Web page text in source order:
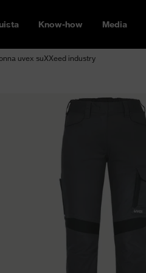
Know-how Media
uvex suXXeed industry